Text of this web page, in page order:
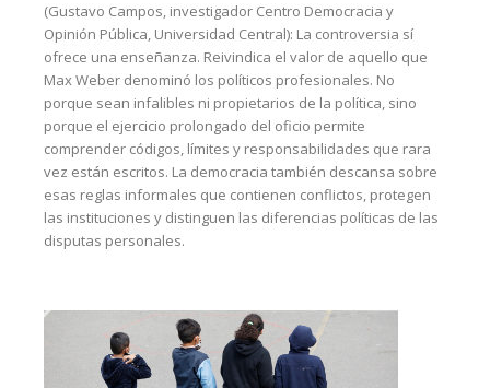
(Gustavo Campos, investigador Centro Democracia y
Opinión Pública, Universidad Central): La controversia sí
ofrece una enseñanza. Reivindica el valor de aquello que
Max Weber denominó los políticos profesionales. No
porque sean infalibles ni propietarios de la política, sino
porque el ejercicio prolongado del oficio permite
comprender códigos, límites y responsabilidades que rara
vez están escritos. La democracia también descansa sobre
esas reglas informales que contienen conflictos, protegen
las instituciones y distinguen las diferencias políticas de las
disputas personales.